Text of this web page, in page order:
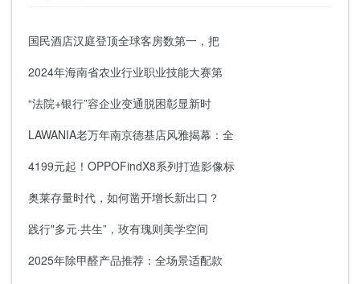
国民酒店汉庭登顶全球客房数第一，把
2024年海南省农业行业职业技能大赛第
“法院+银行”容企业变通脱困彰显新时
LAWANIA老万年南京德基店风雅揭幕：全
4199元起！OPPOFindX8系列打造影像标
奥莱存量时代，如何凿开增长新出口？
践行"多元·共生”，玫有瑰则美学空间
2025年除甲醛产品推荐：全场景适配款